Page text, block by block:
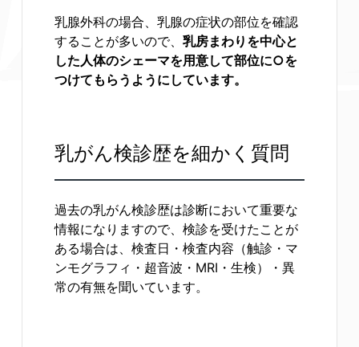
乳腺外科の場合、乳腺の症状の部位を確認
することが多いので、 乳房まわりを中心と
した人体のシェーマを用意して部位に○を
つけてもらうようにしています。
乳がん検診歴を細かく質問
過去の乳がん検診歴は診断において重要な
情報になりますので、検診を受けたことが
ある場合は、検査日・検査内容（触診・マ
ンモグラフィ・超音波・MRI・生検）・異
常の有無を聞いています。